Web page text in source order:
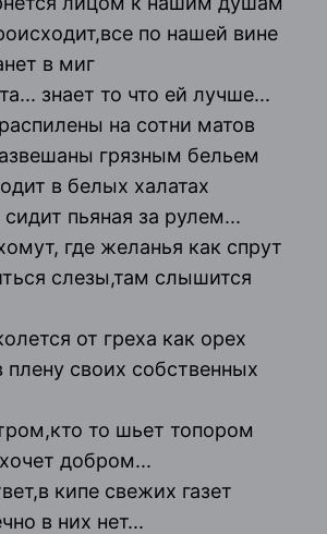
по нашей вине
в миг
знает то что ей лучше...
на сотни матов
грязным бельем
в белых халатах
пьяная за рулем...
где желанья как спрут
слезы,там слышится
от греха как орех
плену своих собственных
то шьет топором
добром...
кипе свежих газет
в них нет...